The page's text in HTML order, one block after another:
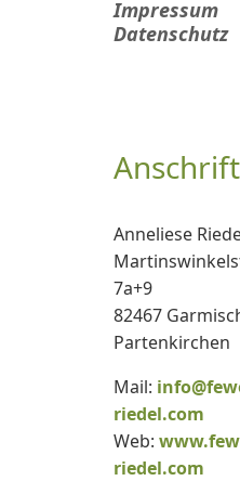
Impressum
Datenschutz
Anschrift
Anneliese
7a+9
82467
Partenkirchen
Mail:
riedel.com
Web:
riedel.com